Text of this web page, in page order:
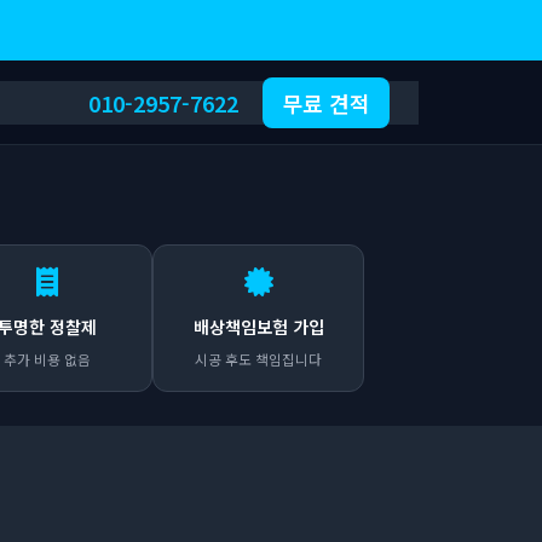
010-2957-7622 무료 견적
명한 정찰제
추가 비용 없음
배상책임보험 가입
시공 후도 책임집니다